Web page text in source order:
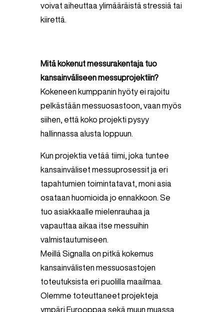
voivat aiheuttaa ylimääräistä stressiä tai
kiirettä.
Mitä kokenut messurakentaja tuo
kansainväliseen messuprojektiin?
Kokeneen kumppanin hyöty ei rajoitu
pelkästään messuosastoon, vaan myös
siihen, että koko projekti pysyy
hallinnassa alusta loppuun.
Kun projektia vetää tiimi, joka tuntee
kansainväliset messuprosessit ja eri
tapahtumien toimintatavat, moni asia
osataan huomioida jo ennakkoon. Se
tuo asiakkaalle mielenrauhaa ja
vapauttaa aikaa itse messuihin
valmistautumiseen.
Meillä Signalla on pitkä kokemus
kansainvälisten messuosastojen
toteutuksista eri puolilla maailmaa.
Olemme toteuttaneet projekteja
ympäri Eurooppaa sekä muun muassa